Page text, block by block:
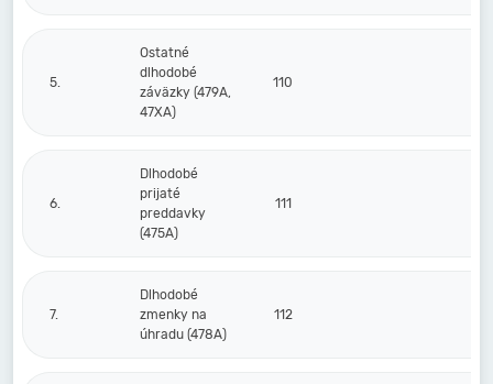
5.
Ostatné
dlhodobé
záväzky (479A,
47XA)
110
6.
Dlhodobé
prijaté
preddavky
(475A)
111
7.
Dlhodobé
zmenky na
úhradu (478A)
112